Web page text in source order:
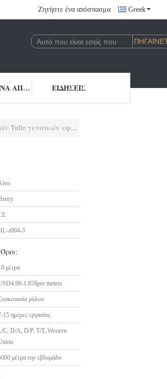
Ζητήστε ένα απόσπασμα Greek
ΖΗΤΉΣΤΕ ΈΝΑ ΑΠΌΣΠΑΣΜΑ ΕΙΔΉΣΕΙΣ
υφάσματος CE
z004-3
μέτρα
1.85$per meters
ρόλων
15 ημέρες εργασίας
C, D/A, D/P, T/T, Western
μέτρα την εβδομάδα